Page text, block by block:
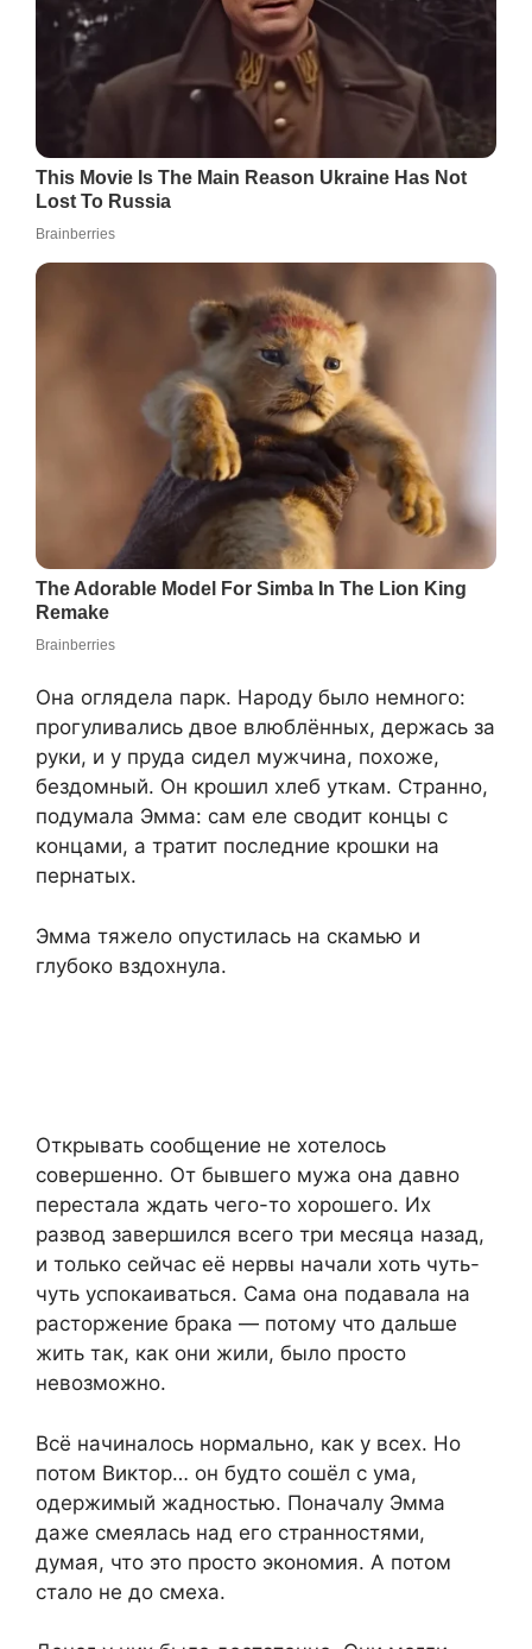
Она оглядела парк. Народу было немного:
прогуливались двое влюблённых, держась за
руки, и у пруда сидел мужчина, похоже,
бездомный. Он крошил хлеб уткам. Странно,
подумала Эмма: сам еле сводит концы с
концами, а тратит последние крошки на
пернатых.
Эмма тяжело опустилась на скамью и
глубоко вздохнула.
Открывать сообщение не хотелось
совершенно. От бывшего мужа она давно
перестала ждать чего-то хорошего. Их
развод завершился всего три месяца назад,
и только сейчас её нервы начали хоть чуть-
чуть успокаиваться. Сама она подавала на
расторжение брака — потому что дальше
жить так, как они жили, было просто
невозможно.
Всё начиналось нормально, как у всех. Но
потом Виктор… он будто сошёл с ума,
одержимый жадностью. Поначалу Эмма
даже смеялась над его странностями,
думая, что это просто экономия. А потом
стало не до смеха.